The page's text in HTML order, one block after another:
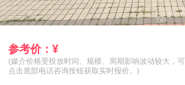
参考价：¥
(媒介价格受投放时间、规模、周期影响波动较大，可
点击底部电话咨询按钮获取实时报价。)